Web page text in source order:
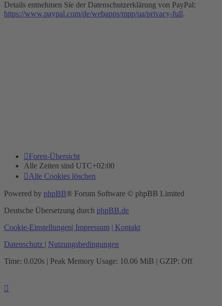
Details entnehmen Sie der Datenschutzerklärung von PayPal:
https://www.paypal.com/de/webapps/mpp/ua/privacy-full.
Foren-Übersicht
Alle Zeiten sind UTC+02:00
Alle Cookies löschen
Powered by phpBB® Forum Software © phpBB Limited
Deutsche Übersetzung durch phpBB.de
Cookie-Einstellungen| Impressum | Kontakt
Datenschutz | Nutzungsbedingungen
Time: 0.020s | Peak Memory Usage: 10.06 MiB | GZIP: Off